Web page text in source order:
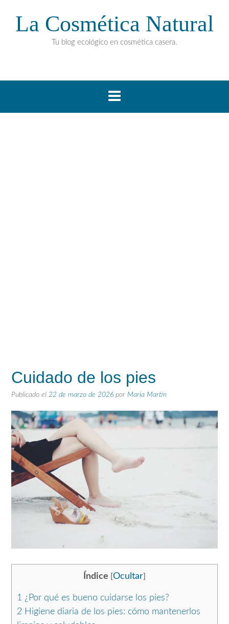
La Cosmética Natural
Tu blog ecológico en cosmética casera.
Cuidado de los pies
Publicado el 22 de marzo de 2026 por María Martín
Índice Ocultar
1 ¿Por qué es bueno cuidarse los pies?
2 Higiene diaria de los pies: cómo mantenerlos